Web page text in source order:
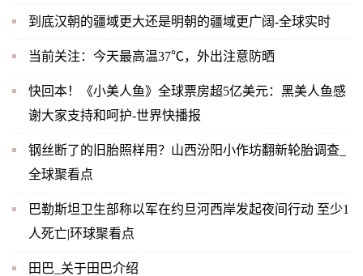
到底汉朝的疆域更大还是明朝的疆域更广阔-全球实时
当前关注：今天最高温37℃，外出注意防晒
快回本！《小美人鱼》全球票房超5亿美元：黑美人鱼感
谢大家支持和呵护-世界快播报
钢丝断了的旧胎照样用？山西汾阳小作坊翻新轮胎调查_
全球聚看点
巴勒斯坦卫生部称以军在约旦河西岸发起夜间行动 至少1
人死亡|环球聚看点
田巴_关于田巴介绍